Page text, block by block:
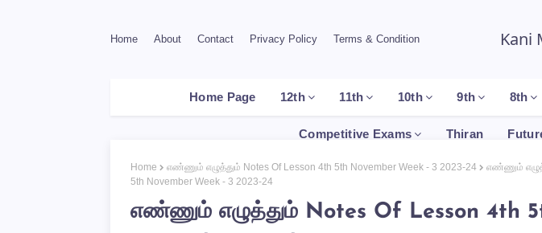
Home About Contact Privacy Policy Terms & Condition Kani
Home Page 12th 11th 10th 9th 8th
Competitive Exams Thiran
Home எண்ணும் எழுத்தும் Notes Of Lesson 4th 5th November Week - 3 2023-24
எண்ணும்
5th November Week - 3 2023-24
எண்ணும் எழுத்தும் Notes Of Lesson 4th